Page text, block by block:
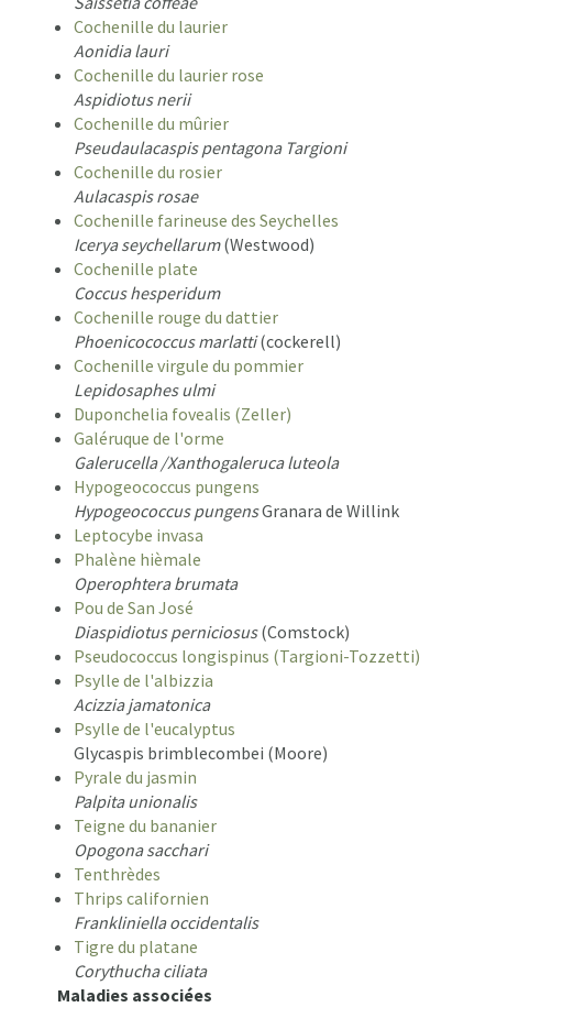
Cochenille du laurier
Aonidia lauri
Cochenille du laurier rose
Aspidiotus nerii
Cochenille du mûrier
Pseudaulacaspis pentagona Targioni
Cochenille du rosier
Aulacaspis rosae
Cochenille farineuse des Seychelles
Icerya seychellarum(Westwood)
Cochenille plate
Coccus hesperidum
Cochenille rouge du dattier
Phoenicococcus marlatti(cockerell)
Cochenille virgule du pommier
Lepidosaphes ulmi
Duponchelia fovealis (Zeller)
Galéruque de l'orme
Galerucella /Xanthogaleruca luteola
Hypogeococcus pungens
Hypogeococcus pungensGranara de Willink
Leptocybe invasa
Phalène hièmale
Operophtera brumata
Pou de San José
Diaspidiotus perniciosus(Comstock)
Pseudococcus longispinus (Targioni-Tozzetti)
Psylle de l'albizzia
Acizzia jamatonica
Psylle de l'eucalyptus
Glycaspis brimblecombei (Moore)
Pyrale du jasmin
Palpita unionalis
Teigne du bananier
Opogona sacchari
Tenthrèdes
Thrips californien
Frankliniella occidentalis
Tigre du platane
Corythucha ciliata
Maladies associées